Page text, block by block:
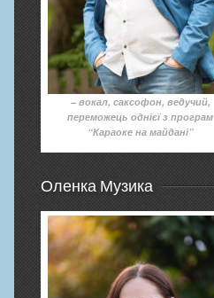
– вокал, саксофон, ведучий,
переможець однієї з програм
“Караоке на майдані”
Оленка Музика